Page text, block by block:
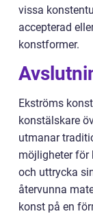
vissa
accepterad
konstformer.
Ekströms
konstälskare
utmanar
möjligheter för
och uttrycka
återvunna
konst på en